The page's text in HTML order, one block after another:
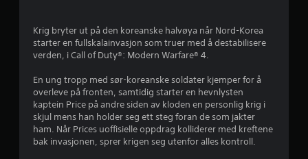
Krig bryter ut på den koreanske halvøya når Nord-Korea
starter en fullskalainvasjon som truer med å destabilisere
verden, i Call of Duty®: Modern Warfare® 4.
En ung tropp med sør-koreanske soldater kjemper for å
overleve på fronten, samtidig starter en hevnlysten
kaptein Price på andre siden av kloden en personlig krig i
skjul mens han holder seg ett steg foran de som jakter
ham. Når Prices uoffisielle oppdrag kolliderer med kreftene
bak invasjonen, sprer krigen seg utenfor alles kontroll.